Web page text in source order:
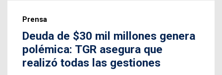
Prensa
Deuda de $30 mil millones genera
polémica: TGR asegura que
realizó todas las gestiones